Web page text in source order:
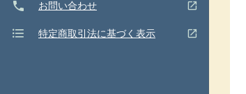
phone お問い合わせ open_in_new
format_list_bulleted 特定商取引法に基づく表示 open_in_new